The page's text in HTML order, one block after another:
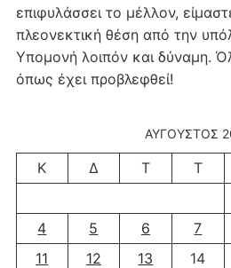
επιφυλάσσει το μέλλον,
πλεονεκτική θέση από την
Υπομονή λοιπόν και δύναμη.
όπως έχει προβλεφθεί!
ΑΎΓΟΥΣΤΟΣ
Κ Δ Τ Τ
4
5 6 7
11
12 13 14